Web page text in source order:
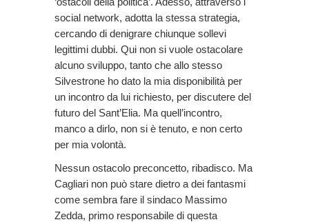
social network, adotta la stessa strategia,
cercando di denigrare chiunque sollevi
legittimi dubbi. Qui non si vuole ostacolare
alcuno sviluppo, tanto che allo stesso
Silvestrone ho dato la mia disponibilità per
un incontro da lui richiesto, per discutere del
futuro del Sant’Elia. Ma quell’incontro,
manco a dirlo, non si è tenuto, e non certo
per mia volontà.
Nessun ostacolo preconcetto, ribadisco. Ma
Cagliari non può stare dietro a dei fantasmi
come sembra fare il sindaco Massimo
Zedda, primo responsabile di questa